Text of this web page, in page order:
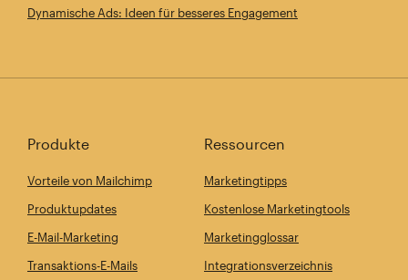
Dynamische Ads: Ideen für besseres Engagement
Produkte
Vorteile von Mailchimp
Produktupdates
E-Mail-Marketing
Transaktions-E-Mails
Ressourcen
Marketingtipps
Kostenlose Marketingtools
Marketingglossar
Integrationsverzeichnis